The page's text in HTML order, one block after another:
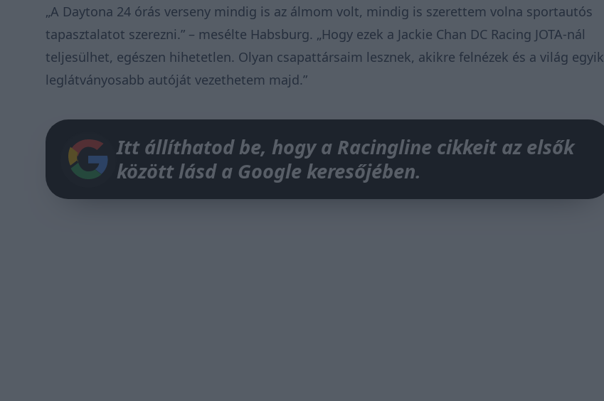
„A Daytona 24 órás verseny mindig is az álmom volt, mindig is szerettem volna sportautós
tapasztalatot szerezni.” – mesélte Habsburg. „Hogy ezek a Jackie Chan DC Racing JOTA-nál
teljesülhet, egészen hihetetlen. Olyan csapattársaim lesznek, akikre felnézek és a világ egyik
leglátványosabb autóját vezethetem majd.”
Itt állíthatod be, hogy a Racingline cikkeit az elsők
között lásd a Google keresőjében.